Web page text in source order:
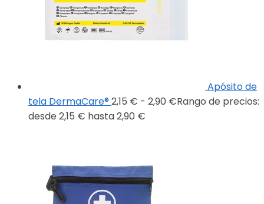
Apósito de
tela DermaCare®2,15 € - 2,90 €Rango de precios:
desde 2,15 € hasta 2,90 €